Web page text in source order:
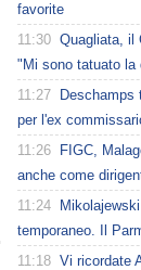
favorite
11:30 Quagliata, il
"Mi sono tatuato la
11:27
Deschamps
per l'ex
11:26
FIGC,
anche come
11:24
temporaneo. Il
11:18 Vi ricordate